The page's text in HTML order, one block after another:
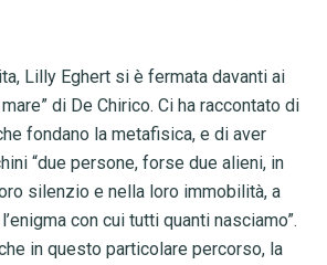
Lilly Eghert si è fermata davanti ai
di De Chirico. Ci ha raccontato di
fondano la metafisica, e di aver
“due persone, forse due alieni, in
silenzio e nella loro immobilità, a
con cui tutti quanti nasciamo”.
in questo particolare percorso, la